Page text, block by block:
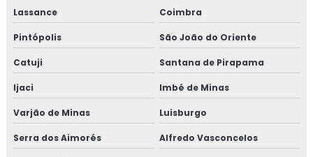
Lassance Coimbra
Pintópolis São João do Oriente
Catuji Santana de Pirapama
Ijaci Imbé de Minas
Varjão de Minas Luisburgo
Serra dos Aimorés Alfredo Vasconcelos